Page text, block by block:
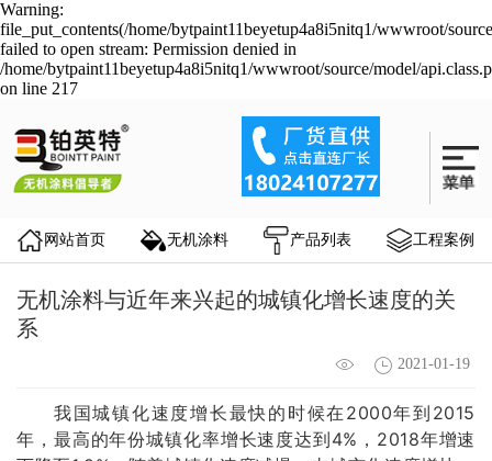
Warning:
file_put_contents(/home/bytpaint11beyetup4a8i5nitq1/wwwroot/
failed to open stream: Permission denied in
/home/bytpaint11beyetup4a8i5nitq1/wwwroot/source/model/
on line 217
网站首页 无机涂料 产品列表 工程案例
无机涂料与近年来兴起的城镇化增长速度的关
系
2021-01-19
我国城镇化速度增长最快的时候在2000年到2015
年，最高的年份城镇化率增长速度达到4%，2018年增速